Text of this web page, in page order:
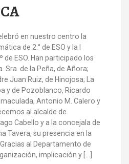
en nuestro centro la
de 2.° de ESO y la I
de ESO. Han participado los
Sra. de la Peña, de Añora;
Juan Ruiz, de Hinojosa; La
y de Pozoblanco, Ricardo
Antonio M. Calero y
al alcalde de
Cabello y a la concejala de
Tavera, su presencia en la
al Departamento de
implicación y […]